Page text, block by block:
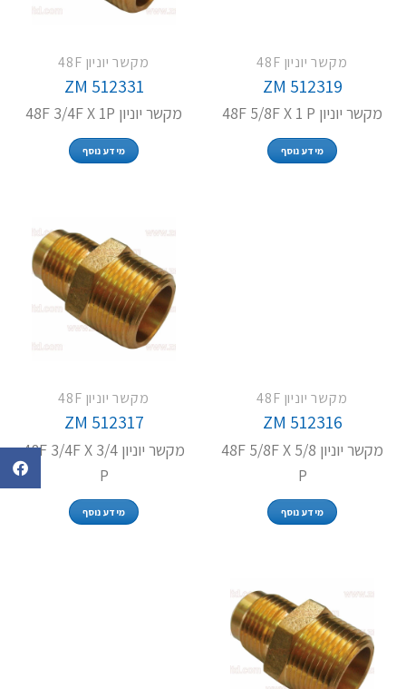
מקשר יוניון 48F
ZM 512319
מקשר יוניון 48F 5/8F X 1 P
מידע נוסף
מקשר יוניון 48F
ZM 512331
מקשר יוניון 48F 3/4F X 1P
מידע נוסף
מקשר יוניון 48F
ZM 512316
מקשר יוניון 48F 5/8F X 5/8
P
מידע נוסף
מקשר יוניון 48F
ZM 512317
מקשר יוניון 48F 3/4F X 3/4
P
מידע נוסף